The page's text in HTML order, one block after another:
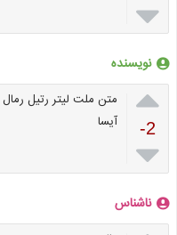

نویسنده

-2

متن ملت لیتر رتیل
آیسا
ناشناس